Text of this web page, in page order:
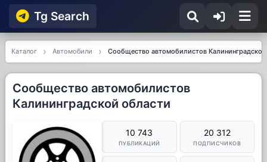
Tg Searсh
Каталог Автомобили Сообщество автомобилистов
Сообщество автомобилистов
Калининградской области
10 743
ПУБЛИКАЦИЙ
20 312
ПОДПИСЧИКОВ